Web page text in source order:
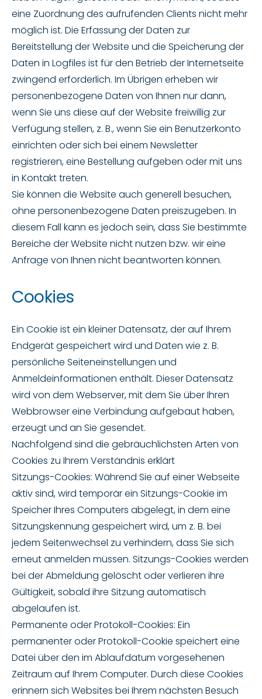
eine Zuordnung des aufrufenden Clients nicht mehr
möglich ist. Die Erfassung der Daten zur
Bereitstellung der Website und die Speicherung der
Daten in Logfiles ist für den Betrieb der Internetseite
zwingend erforderlich. Im Übrigen erheben wir
personenbezogene Daten von Ihnen nur dann,
wenn Sie uns diese auf der Website freiwillig zur
Verfügung stellen, z. B., wenn Sie ein Benutzerkonto
einrichten oder sich bei einem Newsletter
registrieren, eine Bestellung aufgeben oder mit uns
in Kontakt treten.
Sie können die Website auch generell besuchen,
ohne personenbezogene Daten preiszugeben. In
diesem Fall kann es jedoch sein, dass Sie bestimmte
Bereiche der Website nicht nutzen bzw. wir eine
Anfrage von Ihnen nicht beantworten können.
Cookies
Ein Cookie ist ein kleiner Datensatz, der auf Ihrem
Endgerät gespeichert wird und Daten wie z. B.
persönliche Seiteneinstellungen und
Anmeldeinformationen enthält. Dieser Datensatz
wird von dem Webserver, mit dem Sie über Ihren
Webbrowser eine Verbindung aufgebaut haben,
erzeugt und an Sie gesendet.
Nachfolgend sind die gebräuchlichsten Arten von
Cookies zu Ihrem Verständnis erklärt
Sitzungs-Cookies: Während Sie auf einer Webseite
aktiv sind, wird temporär ein Sitzungs-Cookie im
Speicher Ihres Computers abgelegt, in dem eine
Sitzungskennung gespeichert wird, um z. B. bei
jedem Seitenwechsel zu verhindern, dass Sie sich
erneut anmelden müssen. Sitzungs-Cookies werden
bei der Abmeldung gelöscht oder verlieren ihre
Gültigkeit, sobald ihre Sitzung automatisch
abgelaufen ist.
Permanente oder Protokoll-Cookies: Ein
permanenter oder Protokoll-Cookie speichert eine
Datei über den im Ablaufdatum vorgesehenen
Zeitraum auf Ihrem Computer. Durch diese Cookies
erinnern sich Websites bei Ihrem nächsten Besuch